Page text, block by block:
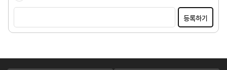
등록하기